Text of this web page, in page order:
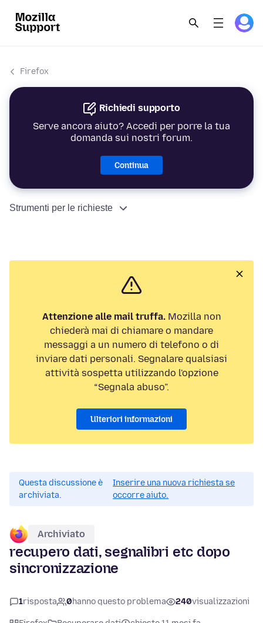
Firefox
Richiedi supporto
Serve ancora aiuto? Accedi per porre la tua
domanda sui nostri forum.
Continua
Strumenti per le richieste
Attenzione alle mail truffa.Mozilla non
chiederà mai di chiamare o mandare
messaggi a un numero di telefono o di
inviare dati personali. Segnalare qualsiasi
attività sospetta utilizzando l'opzione
“Segnala abuso”.
Ulteriori informazioni
Questa discussione è
archiviata.
Inserire una nuova richiesta se
occorre aiuto.
Archiviato
recupero dati, segnalibri etc dopo
sincronizzazione
1risposta 0hanno questo problema 240visualizzazioni